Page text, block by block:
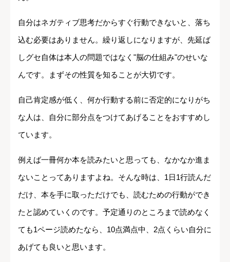
自分はネガティブ思考だからすぐ行動できないと、落ち
込む必要はありません。繰り返しになりますが、先延ば
しグセ自体は本人の問題ではなく"脳の仕組み"のせいな
んです。まずその性質を知ることが大切です。
自己肯定感が低く、何か行動する前に否定的になりがち
な人は、自分に部分点をつけてあげることをおすすめし
ています。
例えば一冊何か本を読みたいと思っても、なかなか進ま
ないことってありますよね。そんな時は、1日1行読んだ
だけ、本を手に取っただけでも、読むための行動ができ
たと認めていくのです。予定通りのところまで読めなく
ても1ページ読めたなら、10点満点中、2点くらい自分に
あげても良いと思います。